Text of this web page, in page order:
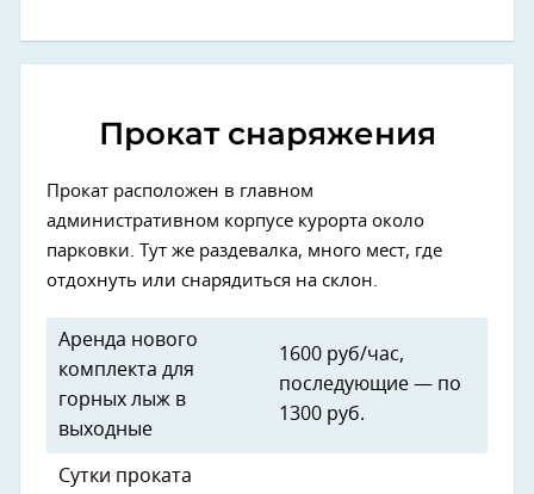
Прокат снаряжения
Прокат расположен в главном
административном корпусе курорта около
парковки. Тут же раздевалка, много мест, где
отдохнуть или снарядиться на склон.
Аренда нового
комплекта для
горных лыж в
выходные
1600 руб/час,
последующие — по
1300 руб.
Сутки проката